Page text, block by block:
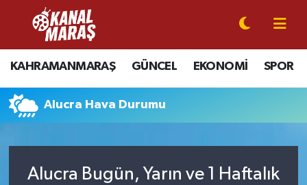
KAHRAMANMARAŞ GÜNCEL EKONOMİ SPOR
Alucra Hava Durumu
Alucra Bugün, Yarın ve 1 Haftalık
CANLI YAYIN
KAHRAMANMARAŞ
GÜNCEL
Kahramanmaraş Nöbetçi Eczaneler
Kahramanmaraş Hava Durumu
Kahramanmaraş Namaz Vakitleri